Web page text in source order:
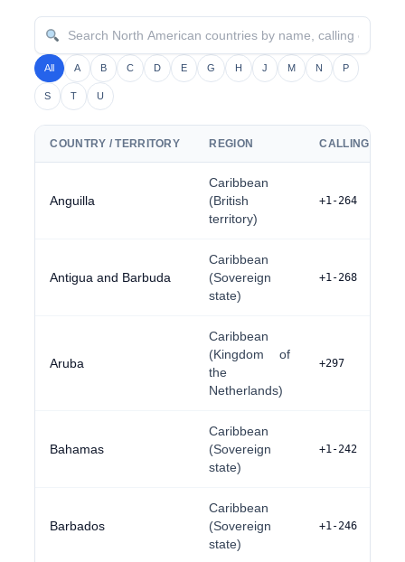
All A B C D E G H J M N P
S T U
COUNTRY / TERRITORY REGION CALLING CODE
Anguilla
Caribbean
(British
territory)
+1-264
Antigua and Barbuda
Caribbean
(Sovereign
state)
+1-268
Aruba
Caribbean
(Kingdom of
the
Netherlands)
+297
Bahamas
Caribbean
(Sovereign
state)
+1-242
Barbados
Caribbean
(Sovereign
state)
+1-246